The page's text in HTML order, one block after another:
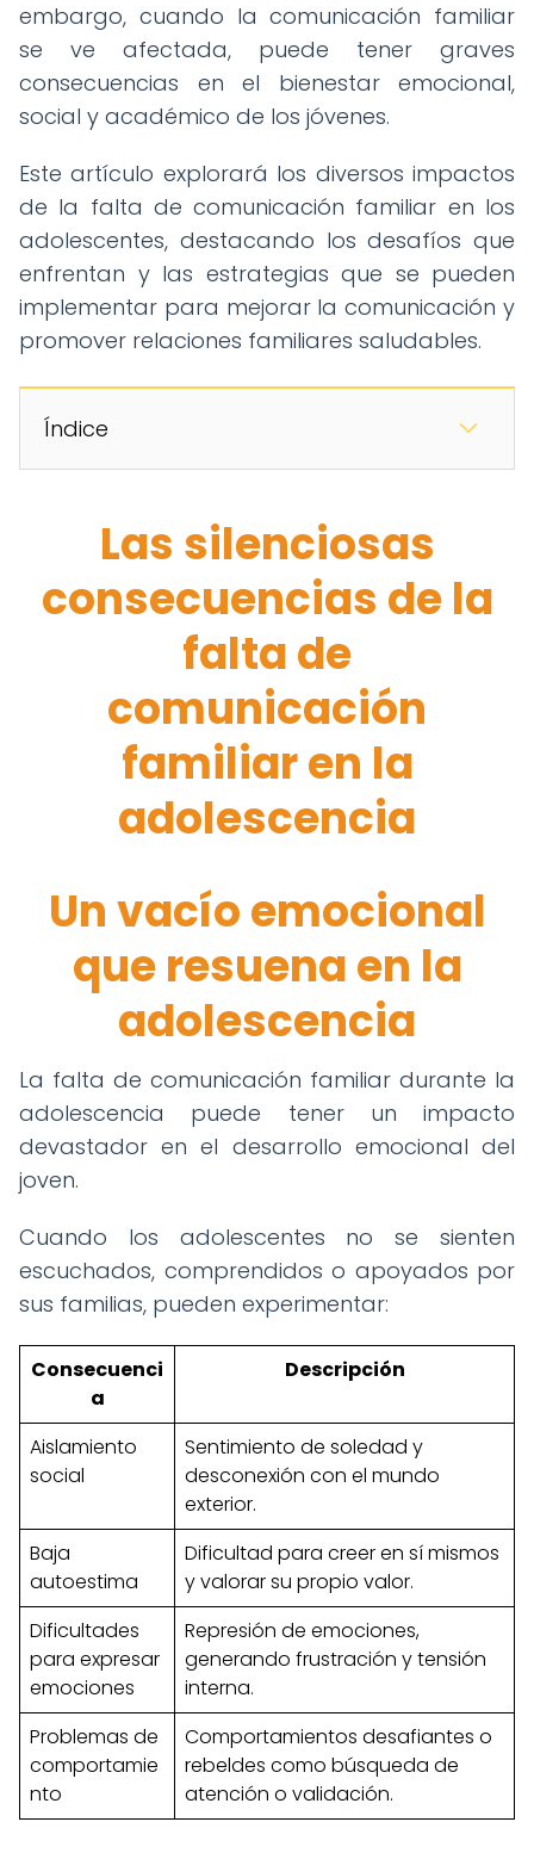
embargo, cuando la comunicación familiar
se ve afectada, puede tener graves
consecuencias en el bienestar emocional,
social y académico de los jóvenes.
Este artículo explorará los diversos impactos
de la falta de comunicación familiar en los
adolescentes, destacando los desafíos que
enfrentan y las estrategias que se pueden
implementar para mejorar la comunicación y
promover relaciones familiares saludables.
Índice
Las silenciosas
consecuencias de la
falta de
comunicación
familiar en la
adolescencia
Un vacío emocional
que resuena en la
adolescencia
La falta de comunicación familiar durante la
adolescencia puede tener un impacto
devastador en el desarrollo emocional del
joven.
Cuando los adolescentes no se sienten
escuchados, comprendidos o apoyados por
sus familias, pueden experimentar:
Consecuenci
a
Descripción
Aislamiento
social
Sentimiento de soledad y
desconexión con el mundo
exterior.
Baja
autoestima
Dificultad para creer en sí mismos
y valorar su propio valor.
Dificultades
para expresar
emociones
Represión de emociones,
generando frustración y tensión
interna.
Problemas de
comportamie
nto
Comportamientos desafiantes o
rebeldes como búsqueda de
atención o validación.